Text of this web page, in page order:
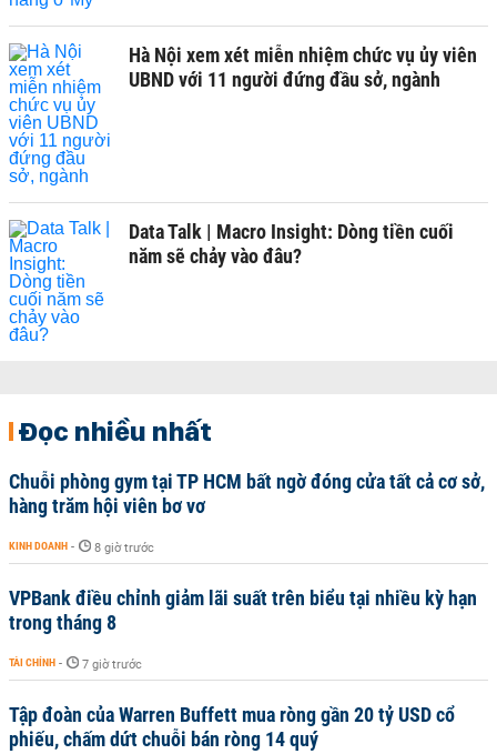
Hà Nội xem xét miễn nhiệm chức vụ ủy viên
UBND với 11 người đứng đầu sở, ngành
Data Talk | Macro Insight: Dòng tiền cuối
năm sẽ chảy vào đâu?
Đọc nhiều nhất
Chuỗi phòng gym tại TP HCM bất ngờ đóng cửa tất cả cơ sở,
hàng trăm hội viên bơ vơ
KINH DOANH - 8 giờ trước
VPBank điều chỉnh giảm lãi suất trên biểu tại nhiều kỳ hạn
trong tháng 8
TÀI CHÍNH - 7 giờ trước
Tập đoàn của Warren Buffett mua ròng gần 20 tỷ USD cổ
phiếu, chấm dứt chuỗi bán ròng 14 quý